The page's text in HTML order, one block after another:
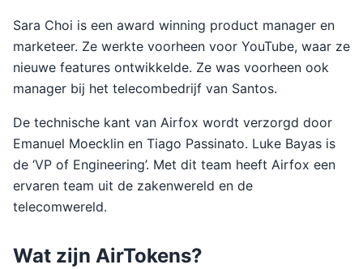
Sara Choi is een award winning product manager en
marketeer. Ze werkte voorheen voor YouTube, waar ze
nieuwe features ontwikkelde. Ze was voorheen ook
manager bij het telecombedrijf van Santos.
De technische kant van Airfox wordt verzorgd door
Emanuel Moecklin en Tiago Passinato. Luke Bayas is
de ‘VP of Engineering’. Met dit team heeft Airfox een
ervaren team uit de zakenwereld en de
telecomwereld.
Wat zijn AirTokens?